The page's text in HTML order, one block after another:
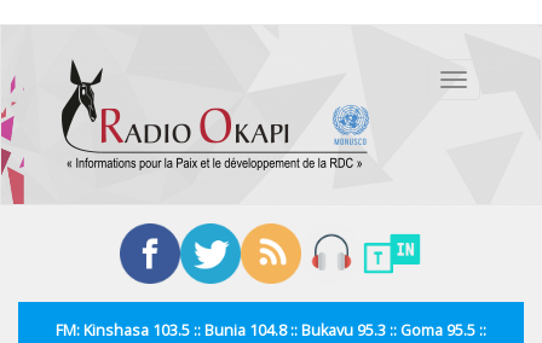
contenu
principal
Toggle
FM: Kinshasa 103.5 :: Bunia 104.8 :: Bukavu 95.3 :: Goma 95.5 ::